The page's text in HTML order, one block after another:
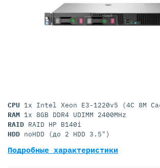
CPU 1x Intel Xeon E3-1220v5 (4C 8M
RAM 1x 8GB DDR4 UDIMM 2400MHz
RAID RAID HP B140i
HDD noHDD (до 2 HDD 3.5")
Подробные характеристики